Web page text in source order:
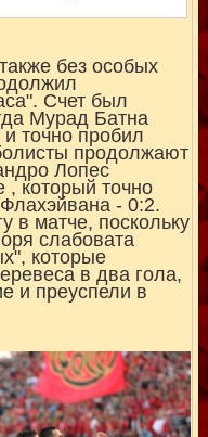
без особых
Счет был
Мурад Батна
точно пробил
продолжают
Лопес
, который точно
- 0:2.
в матче, поскольку
слабовата
которые
в два гола,
и преуспели в